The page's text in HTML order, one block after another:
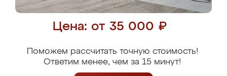
Цена: от 35 000 ₽
Поможем рассчитать точную стоимость!
Ответим менее, чем за 15 минут!